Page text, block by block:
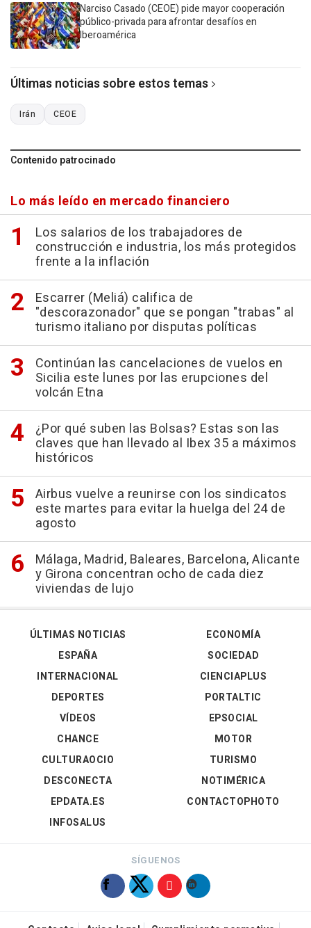
Narciso Casado (CEOE) pide mayor cooperación
público-privada para afrontar desafíos en
Iberoamérica
Últimas noticias sobre estos temas
Irán CEOE
Contenido patrocinado
Lo más leído en mercado financiero
Los salarios de los trabajadores de
construcción e industria, los más protegidos
frente a la inflación
Escarrer (Meliá) califica de
"descorazonador" que se pongan "trabas" al
turismo italiano por disputas políticas
Continúan las cancelaciones de vuelos en
Sicilia este lunes por las erupciones del
volcán Etna
¿Por qué suben las Bolsas? Estas son las
claves que han llevado al Ibex 35 a máximos
históricos
Airbus vuelve a reunirse con los sindicatos
este martes para evitar la huelga del 24 de
agosto
Málaga, Madrid, Baleares, Barcelona, Alicante
y Girona concentran ocho de cada diez
viviendas de lujo
ÚLTIMAS NOTICIAS
ESPAÑA
INTERNACIONAL
DEPORTES
VÍDEOS
ECONOMÍA
SOCIEDAD
CIENCIAPLUS
PORTALTIC
EPSOCIAL
CHANCE
CULTURAOCIO
DESCONECTA
EPDATA.ES
INFOSALUS
MOTOR
TURISMO
NOTIMÉRICA
CONTACTOPHOTO
SÍGUENOS